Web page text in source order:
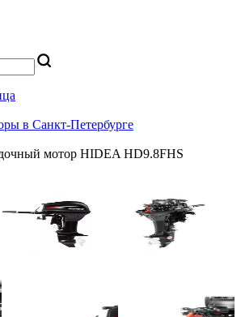
в Санкт-Петербурге
мотор HIDEA HD9.8FHS